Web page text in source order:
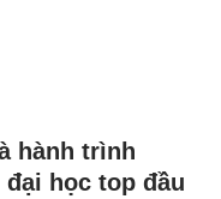
hành trình
học top đầu